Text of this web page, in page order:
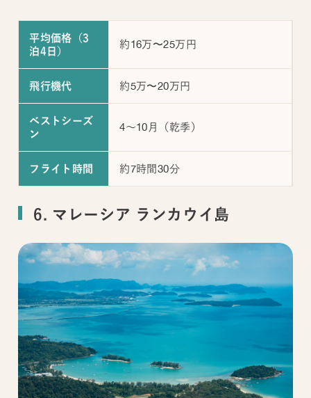
平均価格（3
泊4日）
約16万〜25万円
飛行機代 約5万〜20万円
ベストシーズ
ン
4～10月（乾季）
フライト時間 約7時間30分
6. マレーシア ランカウイ島